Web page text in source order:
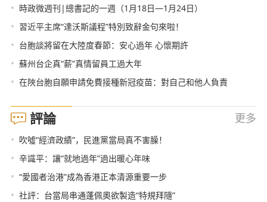
• 時政微週刊|總書記的一週（1月18日—1月24日）
• 習近平主席“達沃斯議程”特別致辭金句來啦！
• 台胞談將留在大陸度春節：安心過年 心懷期許
• 蘇州台企真“薪”真情留員工過大年
• 在陜台胞自願申請免費接種新冠疫苗：對自己和他人負責
評論 更多
• 吹噓“經濟政績”，民進黨當局真不害臊！
• 辛識平：讓“就地過年”過出暖心年味
• “愛國者治港”成為香港正本清源重要一步
• 社評：台當局串通蓬佩奧欲製造“特規拜隨”